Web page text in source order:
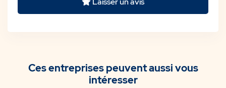
Ces entreprises peuvent aussi vous
intéresser